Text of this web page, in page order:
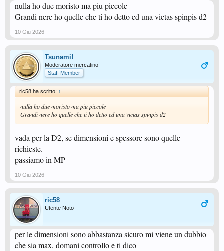
nulla ho due moristo ma piu piccole
Grandi nere ho quelle che ti ho detto ed una victas spinpis d2
10 Giu 2026
Tsunami!
Moderatore mercatino
Staff Member
ric58 ha scritto: ↑
nulla ho due moristo ma piu piccole
Grandi nere ho quelle che ti ho detto ed una victas spinpis d2
vada per la D2, se dimensioni e spessore sono quelle
richieste.
passiamo in MP
10 Giu 2026
ric58
Utente Noto
per le dimensioni sono abbastanza sicuro mi viene un dubbio
che sia max, domani controllo e ti dico